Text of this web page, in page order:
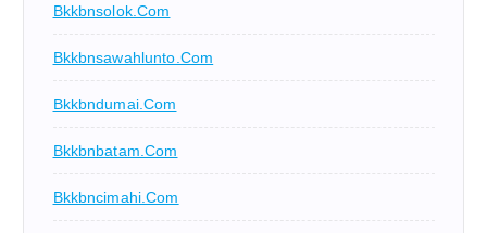
Bkkbnsolok.com
Bkkbnsawahlunto.com
Bkkbndumai.com
Bkkbnbatam.com
Bkkbncimahi.com